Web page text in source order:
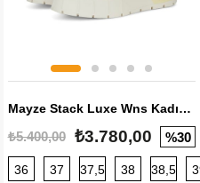
40 40,5 41 42 42,5
Mayze Stack Luxe Wns Kadın Sneaker
₺5.400,00 ₺3.780,00 %30
36 37 37,5 38 38,5